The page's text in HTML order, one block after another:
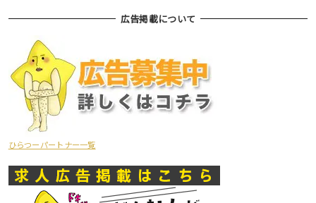
広告掲載について
ひらつーパートナー一覧